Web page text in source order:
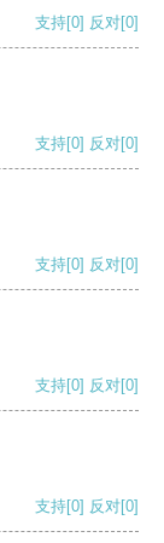
支持[0] 反对[0]
支持[0] 反对[0]
支持[0] 反对[0]
支持[0] 反对[0]
支持[0] 反对[0]